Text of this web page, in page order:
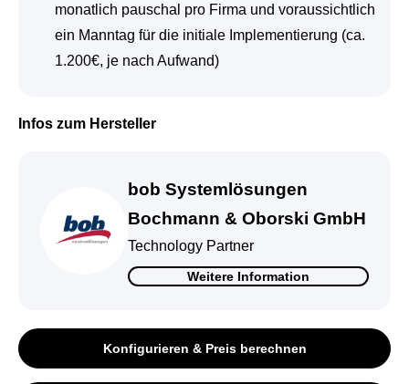
monatlich pauschal pro Firma und voraussichtlich
ein Manntag für die initiale Implementierung (ca.
1.200€, je nach Aufwand)
Infos zum Hersteller
bob Systemlösungen
Bochmann & Oborski GmbH
Technology Partner
Weitere Information
Konfigurieren & Preis berechnen